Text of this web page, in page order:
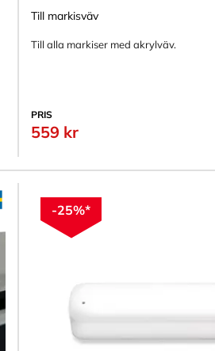
Till markisväv
Till alla markiser med akrylväv.
PRIS
559 kr
-25%*